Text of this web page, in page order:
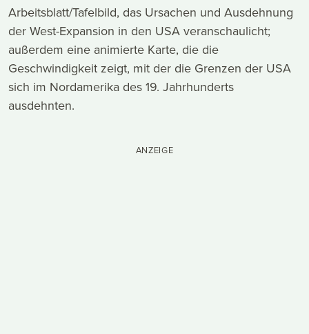
Arbeitsblatt/Tafelbild, das Ursachen und Ausdehnung
der West-Expansion in den USA veranschaulicht;
außerdem eine animierte Karte, die die
Geschwindigkeit zeigt, mit der die Grenzen der USA
sich im Nordamerika des 19. Jahrhunderts
ausdehnten.
ANZEIGE